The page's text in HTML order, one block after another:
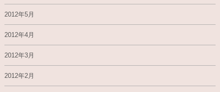
2012年5月
2012年4月
2012年3月
2012年2月